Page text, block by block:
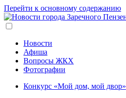
Перейти к основному содержанию
Новости
Афиша
Вопросы ЖКХ
Фотографии
Конкурс «Мой дом, мой двор»